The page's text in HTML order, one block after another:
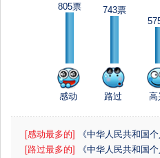
805票
感动
743票
路过 高
[感动最多的]
《中华人民共和国
例》
[路过最多的]
《中华人民共和国